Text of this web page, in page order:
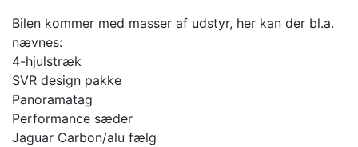
Bilen kommer med masser af udstyr, her kan der bl.a.
nævnes:
4-hjulstræk
SVR design pakke
Panoramatag
Performance sæder
Jaguar Carbon/alu fælg